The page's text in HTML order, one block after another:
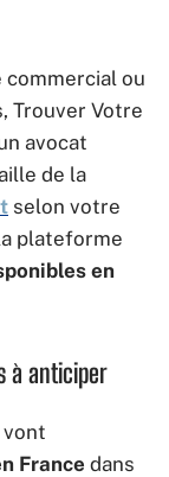
ou
Trouver Votre
avocat
de la
selon votre
plateforme
en
à anticiper
France dans